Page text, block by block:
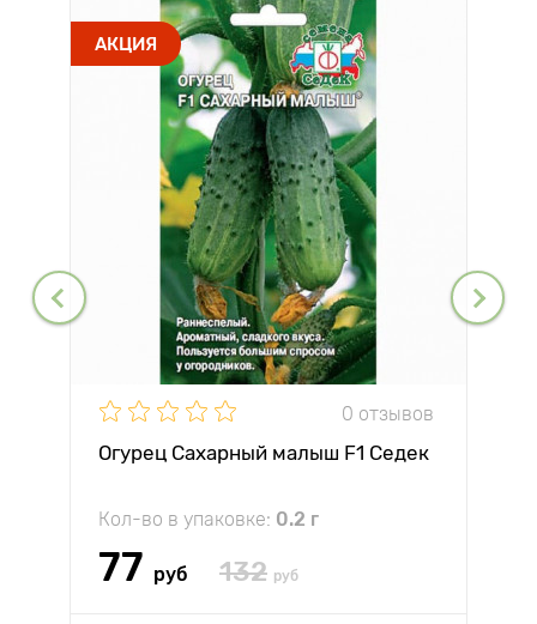
АКЦИЯ
0 отзывов
Огурец Сахарный малыш F1 Седек
Кол-во в упаковке: 0.2 г
77 руб 132 руб